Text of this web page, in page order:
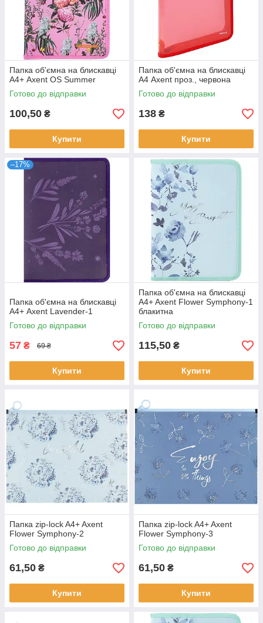
Папка об'ємна на блискавці
А4+ Axent OS Summer
Готово до відправки
100,50 ₴
Купити
Папка об'ємна на блискавці
А4 Axent проз., червона
Готово до відправки
138 ₴
Купити
–17%
Папка об'ємна на блискавці
А4+ Axent Lavender-1
Готово до відправки
57 ₴ 69 ₴
Купити
Папка об'ємна на блискавці
A4+ Axent Flower Symphony-1
блакитна
Готово до відправки
115,50 ₴
Купити
Папка zip-lock A4+ Axent
Flower Symphony-2
Готово до відправки
61,50 ₴
Купити
Папка zip-lock A4+ Axent
Flower Symphony-3
Готово до відправки
61,50 ₴
Купити